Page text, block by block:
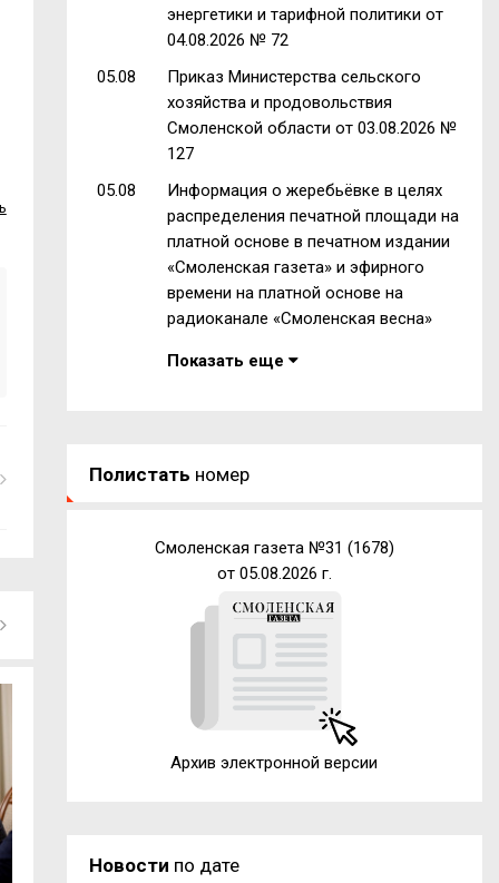
энергетики и тарифной политики от
04.08.2026 № 72
05.08
Приказ Министерства сельского
хозяйства и продовольствия
Смоленской области от 03.08.2026 №
127
05.08
Информация о жеребьёвке в целях
распределения печатной площади на
платной основе в печатном издании
«Смоленская газета» и эфирного
времени на платной основе на
радиоканале «Смоленская весна»
Показать еще
Полистать номер
Смоленская газета №31 (1678)
от 05.08.2026 г.
Архив электронной версии
Новости по дате